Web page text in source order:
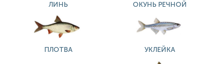
ЛИНЬ ОКУНЬ РЕЧНОЙ
ПЛОТВА УКЛЕЙКА